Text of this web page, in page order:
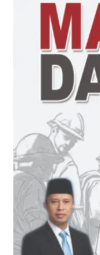
Ramadhan.
“Kegiatan tadi,
anggota
Atas Bansos
kemanusian
harapan
Polri terhadap
“Diharapkan
masyarakat yang
SOLA.RG